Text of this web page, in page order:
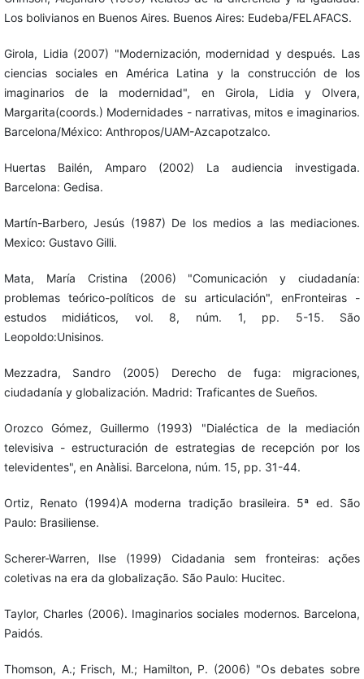
Los bolivianos en Buenos Aires. Buenos Aires: Eudeba/FELAFACS.
Girola, Lidia (2007) "Modernización, modernidad y después. Las
ciencias sociales en América Latina y la construcción de los
imaginarios de la modernidad", en Girola, Lidia y Olvera,
Margarita(coords.) Modernidades - narrativas, mitos e imaginarios.
Barcelona/México: Anthropos/UAM-Azcapotzalco.
Huertas Bailén, Amparo (2002) La audiencia investigada.
Barcelona: Gedisa.
Martín-Barbero, Jesús (1987) De los medios a las mediaciones.
Mexico: Gustavo Gilli.
Mata, María Cristina (2006) "Comunicación y ciudadanía:
problemas teórico-políticos de su articulación", enFronteiras -
estudos midiáticos, vol. 8, núm. 1, pp. 5-15. São
Leopoldo:Unisinos.
Mezzadra, Sandro (2005) Derecho de fuga: migraciones,
ciudadanía y globalización. Madrid: Traficantes de Sueños.
Orozco Gómez, Guillermo (1993) "Dialéctica de la mediación
televisiva - estructuración de estrategias de recepción por los
televidentes", en Anàlisi. Barcelona, núm. 15, pp. 31-44.
Ortiz, Renato (1994)A moderna tradição brasileira. 5ª ed. São
Paulo: Brasiliense.
Scherer-Warren, Ilse (1999) Cidadania sem fronteiras: ações
coletivas na era da globalização. São Paulo: Hucitec.
Taylor, Charles (2006). Imaginarios sociales modernos. Barcelona,
Paidós.
Thomson, A.; Frisch, M.; Hamilton, P. (2006) "Os debates sobre